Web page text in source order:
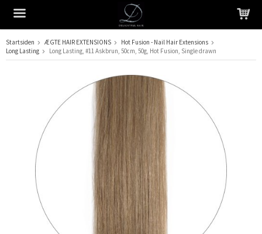
Produktet er blevet tilføjet til din indkøbskurv
Startsiden ÆGTE HAIR EXTENSIONS
Hot Fusion - Nail Hair Extensions
Long Lasting
Long Lasting, #11 Askbrun, 50cm, 50g, Hot Fusion, Single drawn